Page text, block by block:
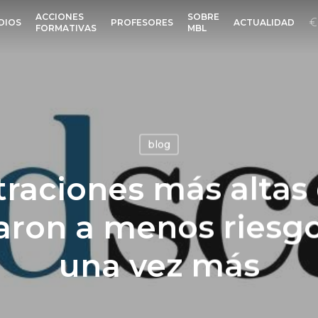
ACCIONES
FORMATIVAS
PROFESORES
SOBRE
MBL
ACTUALIDAD
blog
más
a menos
una vez más